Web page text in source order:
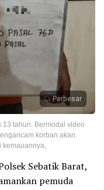
Perbesar
13 tahun. Bermodal video
korban akan
kemauannya,
Sebatik Barat,
pemuda